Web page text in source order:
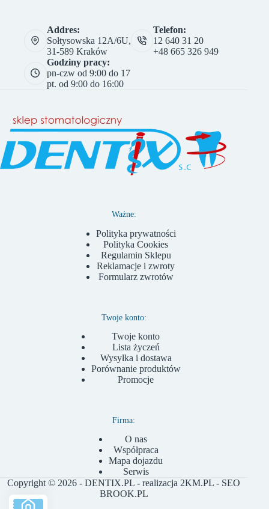
Addres:
Sołtysowska 12A/6U,
31-589 Kraków
Telefon:
12 640 31 20
+48 665 326 949
Godziny pracy:
pn-czw od 9:00 do 17
pt. od 9:00 do 16:00
Ważne:
Polityka prywatności
Polityka Cookies
Regulamin Sklepu
Reklamacje i zwroty
Formularz zwrotów
Twoje konto:
Twoje konto
Lista życzeń
Wysyłka i dostawa
Porównanie produktów
Promocje
Firma:
O nas
Współpraca
Mapa dojazdu
Serwis
Copyright © 2026 - DENTIX.PL - realizacja 2KM.PL - SEO
BROOK.PL